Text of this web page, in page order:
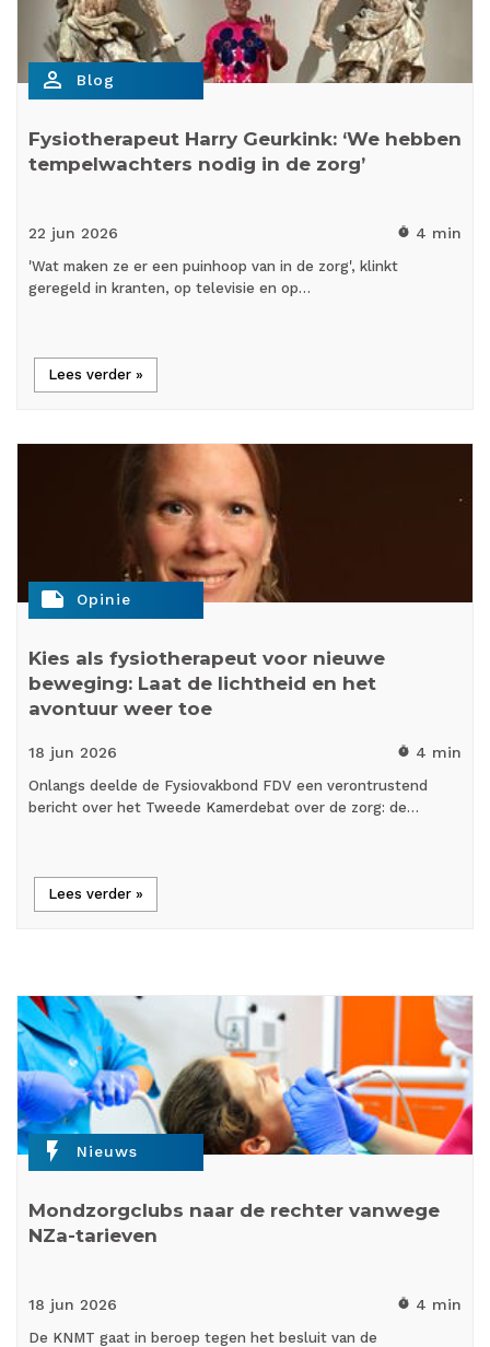
person_outline Blog
Fysiotherapeut Harry Geurkink: ‘We hebben
tempelwachters nodig in de zorg’
22 jun 2026 timer 4 min
'Wat maken ze er een puinhoop van in de zorg', klinkt
geregeld in kranten, op televisie en op…
Lees verder »
note Opinie
Kies als fysiotherapeut voor nieuwe
beweging: Laat de lichtheid en het
avontuur weer toe
18 jun 2026 timer 4 min
Onlangs deelde de Fysiovakbond FDV een verontrustend
bericht over het Tweede Kamerdebat over de zorg: de…
Lees verder »
flash_on Nieuws
Mondzorgclubs naar de rechter vanwege
NZa-tarieven
18 jun 2026 timer 4 min
De KNMT gaat in beroep tegen het besluit van de